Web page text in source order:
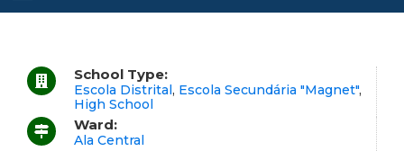
School Type:
Escola Distrital , Escola Secundária "Magnet",
High School
Ward:
Ala Central